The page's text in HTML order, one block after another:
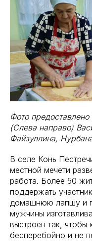
Фото
(Слева направо)
Файзуллина,
В селе Конь
местной мечети
работа. Более 50
поддержать
домашнюю лапшу и
мужчины
выстроен так,
бесперебойно и не